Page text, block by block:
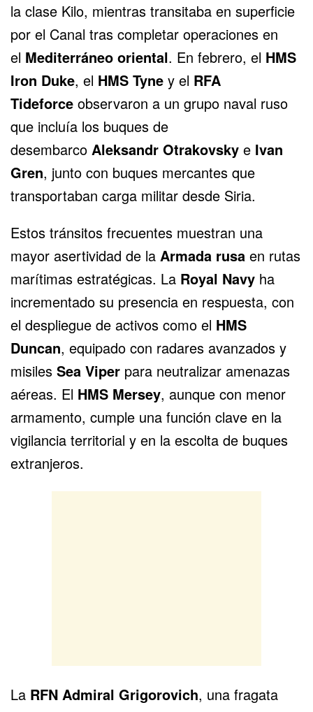
la clase Kilo, mientras transitaba en superficie
por el Canal tras completar operaciones en
el Mediterráneo oriental. En febrero, el HMS
Iron Duke, el HMS Tyne y el RFA
Tideforce observaron a un grupo naval ruso
que incluía los buques de
desembarco Aleksandr Otrakovsky e Ivan
Gren, junto con buques mercantes que
transportaban carga militar desde Siria.
Estos tránsitos frecuentes muestran una
mayor asertividad de la Armada rusa en rutas
marítimas estratégicas. La Royal Navy ha
incrementado su presencia en respuesta, con
el despliegue de activos como el HMS
Duncan, equipado con radares avanzados y
misiles Sea Viper para neutralizar amenazas
aéreas. El HMS Mersey, aunque con menor
armamento, cumple una función clave en la
vigilancia territorial y en la escolta de buques
extranjeros.
La RFN Admiral Grigorovich, una fragata